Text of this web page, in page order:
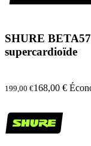
SHURE
supercardioïde
199,00 €168,00 €